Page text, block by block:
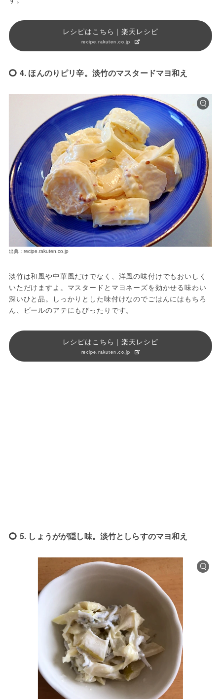
レシピはこちら｜楽天レシピ
recipe.rakuten.co.jp
4. ほんのりピリ辛。淡竹のマスタードマヨ和え
出典：recipe.rakuten.co.jp
淡竹は和風や中華風だけでなく、洋風の味付けでもおいしく
いただけますよ。マスタードとマヨネーズを効かせる味わい
深いひと品。しっかりとした味付けなのでごはんにはもちろ
ん、ビールのアテにもぴったりです。
レシピはこちら｜楽天レシピ
recipe.rakuten.co.jp
5. しょうがが隠し味。淡竹としらすのマヨ和え